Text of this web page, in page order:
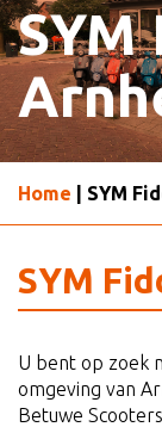
Home | SYM
SYM
U bent op zoek
omgeving van
Betuwe